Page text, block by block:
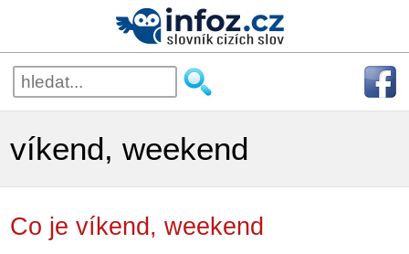
víkend, weekend
Co je víkend, weekend